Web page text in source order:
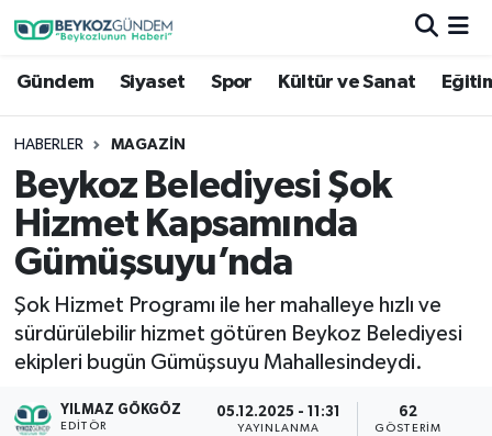
Gündem Siyaset Spor Kültür ve Sanat
HABERLER MAGAZIN
Beykoz Belediyesi Şok
Hizmet Kapsamında
Gümüşsuyu’nda
Şok Hizmet Programı ile her mahalleye hızlı ve
sürdürülebilir hizmet götüren Beykoz Belediyesi
ekipleri bugün Gümüşsuyu Mahallesindeydi.
YILMAZ GÖKGÖZ
EDITÖR
05.12.2025 - 11:31
YAYINLANMA
62
GÖSTERIM
Hava Durumu
Trafik Durumu
Süper Lig Puan Durumu ve Fikstür
Tüm Manşetler
Son Dakika Haberleri
Haber Arşivi